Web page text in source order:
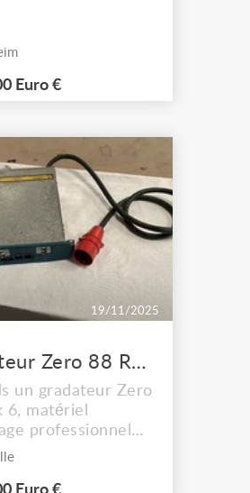
Euro €
19/11/2025
Gradateur Zero 88 Rack 6 6 canaux matériel professionnel
un gradateur Zero
6, matériel
professionnel
et fiable, parfait